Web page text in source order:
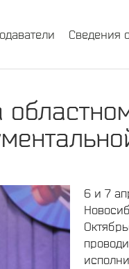
Сведения
6 и 7